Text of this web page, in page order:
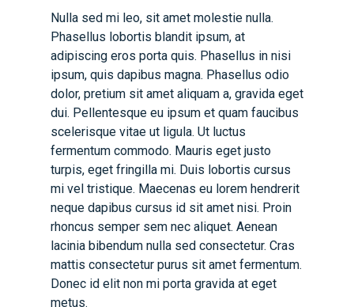
Nulla sed mi leo, sit amet molestie nulla.
Phasellus lobortis blandit ipsum, at
adipiscing eros porta quis. Phasellus in nisi
ipsum, quis dapibus magna. Phasellus odio
dolor, pretium sit amet aliquam a, gravida eget
dui. Pellentesque eu ipsum et quam faucibus
scelerisque vitae ut ligula. Ut luctus
fermentum commodo. Mauris eget justo
turpis, eget fringilla mi. Duis lobortis cursus
mi vel tristique. Maecenas eu lorem hendrerit
neque dapibus cursus id sit amet nisi. Proin
rhoncus semper sem nec aliquet. Aenean
lacinia bibendum nulla sed consectetur. Cras
mattis consectetur purus sit amet fermentum.
Donec id elit non mi porta gravida at eget
metus.